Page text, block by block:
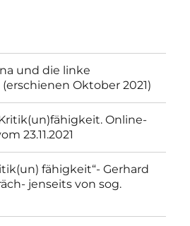
und die linke
Oktober 2021)
Online-
23.11.2021
fähigkeit“- Gerhard
jenseits von sog.